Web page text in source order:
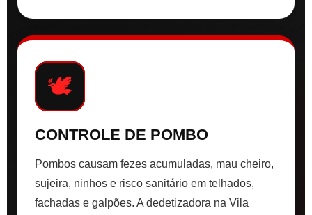
🕊️
CONTROLE DE POMBO
Pombos causam fezes acumuladas, mau cheiro,
sujeira, ninhos e risco sanitário em telhados,
fachadas e galpões. A dedetizadora na Vila